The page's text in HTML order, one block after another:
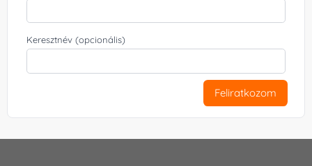
Keresztnév (opcionális)
Feliratkozom